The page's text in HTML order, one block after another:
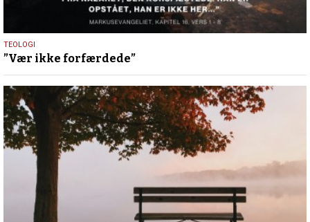
4.
april
2026
TEOLOGI
”Vær ikke forfærdede”